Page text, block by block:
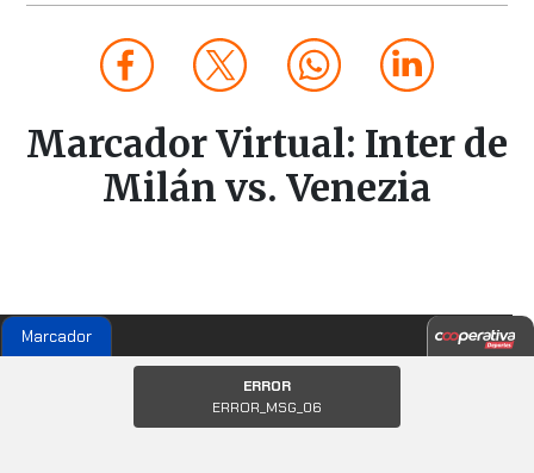
Marcador Virtual: Inter de
Milán vs. Venezia
Marcador